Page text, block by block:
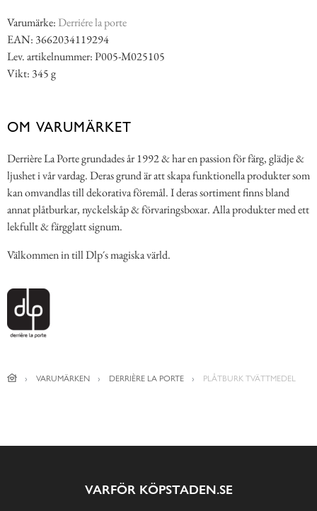
Varumärke: Derriére la porte
EAN: 3662034119294
Lev. artikelnummer: P005-M025105
Vikt: 345 g
OM VARUMÄRKET
Derrière La Porte grundades år 1992 & har en passion för färg, glädje &
ljushet i vår vardag. Deras grund är att skapa funktionella produkter som
kan omvandlas till dekorativa föremål. I deras sortiment finns bland
annat plåtburkar, nyckelskåp & förvaringsboxar. Alla produkter med ett
lekfullt & färgglatt signum.
Välkommen in till Dlp´s magiska värld.
VARUMÄRKEN DERRIÈRE LA PORTE PLÅTBURK TVÄTTMEDEL
VARFÖR KÖPSTADEN.SE